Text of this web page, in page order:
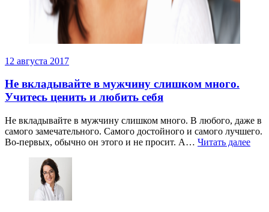
12 августа 2017
Не вкладывайте в мужчину слишком много.
Учитесь ценить и любить себя
Не вкладывайте в мужчину слишком много. В любого, даже в
самого замечательного. Самого достойного и самого лучшего.
Во-первых, обычно он этого и не просит. А… Читать далее